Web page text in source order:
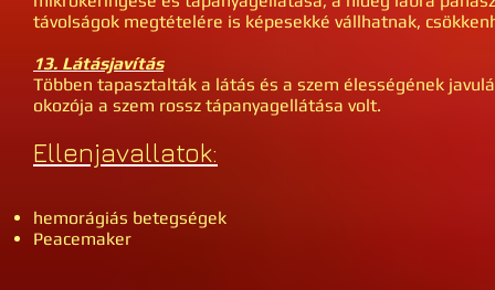
távolságok megtételére is képesekké vállhatnak,
13. Látásjavítás
Többen tapasztalták a látás és a szem élességének
okozója a szem rossz tápanyagellátása volt.
Ellenjavallatok:
hemorágiás betegségek
Peacemaker